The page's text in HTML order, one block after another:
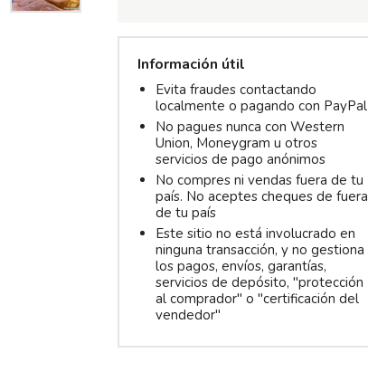
Información útil
Evita fraudes contactando
localmente o pagando con PayPal
No pagues nunca con Western
Union, Moneygram u otros
servicios de pago anónimos
No compres ni vendas fuera de tu
país. No aceptes cheques de fuera
de tu país
Este sitio no está involucrado en
ninguna transacción, y no gestiona
los pagos, envíos, garantías,
servicios de depósito, "protección
al comprador" o "certificación del
vendedor"